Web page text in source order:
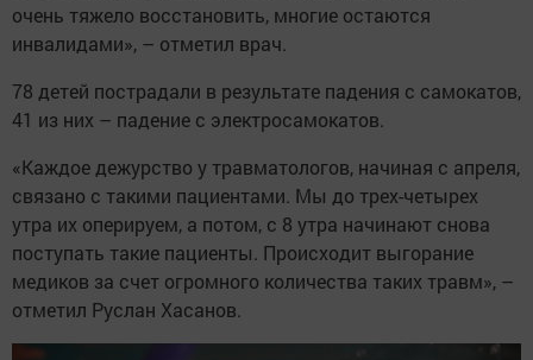
очень тяжело восстановить, многие остаются
инвалидами», – отметил врач.
78 детей пострадали в результате падения с самокатов,
41 из них – падение с электросамокатов.
«Каждое дежурство у травматологов, начиная с апреля,
связано с такими пациентами. Мы до трех-четырех
утра их оперируем, а потом, с 8 утра начинают снова
поступать такие пациенты. Происходит выгорание
медиков за счет огромного количества таких травм», –
отметил Руслан Хасанов.